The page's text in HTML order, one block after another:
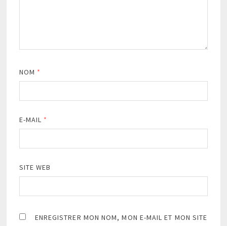
NOM *
E-MAIL *
SITE WEB
ENREGISTRER MON NOM, MON E-MAIL ET MON SITE